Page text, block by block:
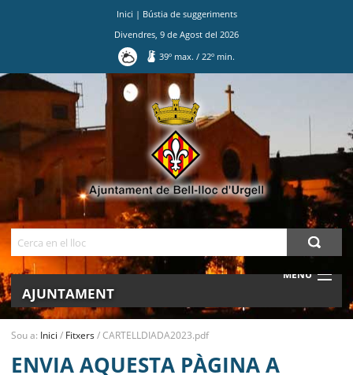
Inici | Bústia de suggeriments
Divendres 9 de Agost del 2026
39º max./ 22º min.
MENU
AJUNTAMENT
SEU ELECTRÒNICA
Sou a: Inici / Fitxers/CARTELLDIADA2023.pdf
ENVIA AQUESTA PÀGINA A